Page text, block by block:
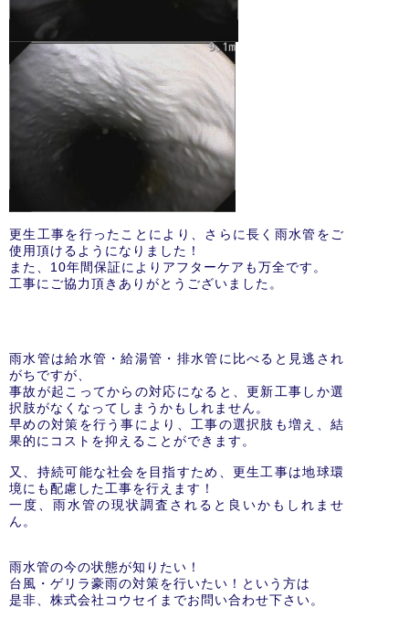
更生工事を行ったことにより、さらに長く雨水管をご
使用頂けるようになりました！
また、10年間保証によりアフターケアも万全です。
工事にご協力頂きありがとうございました。
雨水管は給水管・給湯管・排水管に比べると見逃され
がちですが、
事故が起こってからの対応になると、更新工事しか選
択肢がなくなってしまうかもしれません。
早めの対策を行う事により、工事の選択肢も増え、結
果的にコストを抑えることができます。
又、持続可能な社会を目指すため、更生工事は地球環
境にも配慮した工事を行えます！
一度、雨水管の現状調査されると良いかもしれませ
ん。
雨水管の今の状態が知りたい！
台風・ゲリラ豪雨の対策を行いたい！という方は
是非、株式会社コウセイまでお問い合わせ下さい。